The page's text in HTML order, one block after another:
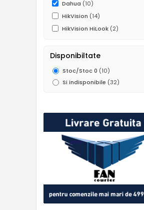
Dahua (10)
HikVision (14)
HikVision HiLook (2)
Disponibiltate
Stoc/Stoc 0 (10)
Si indisponibile (32)